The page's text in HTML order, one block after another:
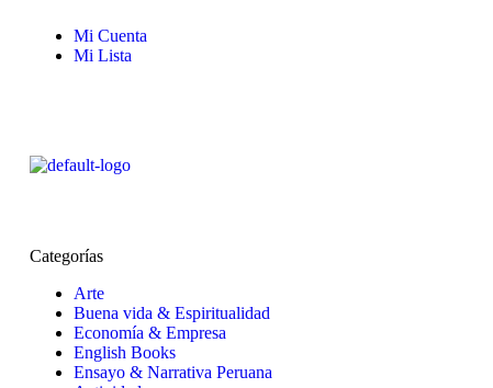
Mi Cuenta
Mi Lista
Categorías
Arte
Buena vida & Espiritualidad
Economía & Empresa
English Books
Ensayo & Narrativa Peruana